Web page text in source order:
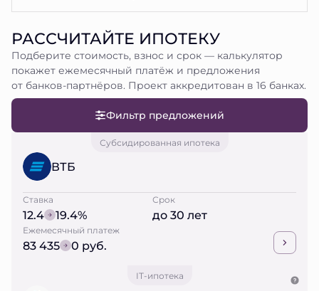
РАССЧИТАЙТЕ ИПОТЕКУ
Подберите стоимость, взнос и срок — калькулятор
покажет ежемесячный платёж и предложения
от банков-партнёров. Проект аккредитован в 16 банках.
Фильтр предложений
Субсидированная ипотека
ВТБ
Ставка
12.4 19.4%
Срок
до 30 лет
Ежемесячный платеж
83 435 0 руб.
IT-ипотека